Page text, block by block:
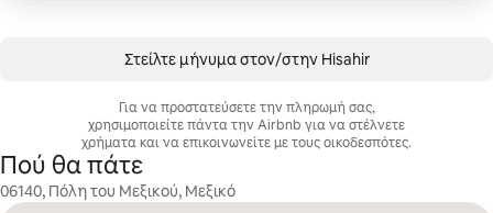
Στείλτε μήνυμα στον/στην Hisahir
Για να προστατεύσετε την πληρωμή σας,
χρησιμοποιείτε πάντα την Airbnb για να στέλνετε
χρήματα και να επικοινωνείτε με τους οικοδεσπότες.
Πού θα πάτε
06140, Πόλη του Μεξικού, Μεξικό